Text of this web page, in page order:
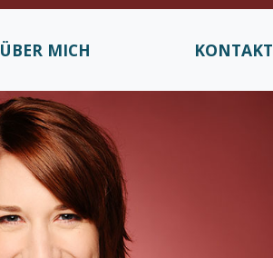
ÜBER MICH KONTAKT